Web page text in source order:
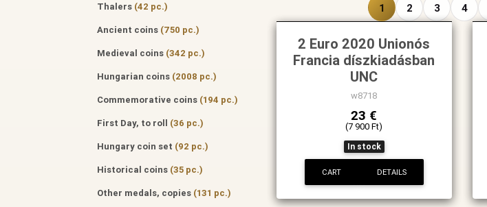
Thalers (42 pc.)
Ancient coins (750 pc.)
Medieval coins (342 pc.)
Hungarian coins (2008 pc.)
Commemorative coins (194 pc.)
First Day, to roll (36 pc.)
Hungary coin set (92 pc.)
Historical coins (35 pc.)
Other medals, copies (131 pc.)
1 2 3 4
2 Euro 2020 Unionós
Francia díszkiadásban
UNC
w8718
23 €
(7 900 Ft)
In stock
CART DETAILS